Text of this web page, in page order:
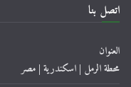
اتصل بنا
العنوان
محطة الرمل | اسكندرية | مصر